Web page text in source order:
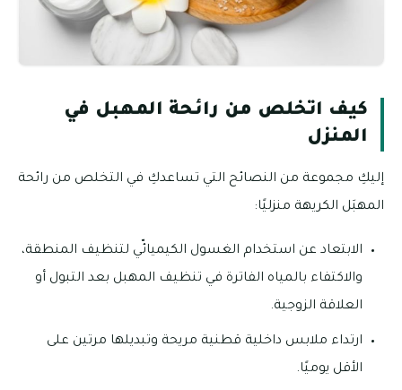
كيف اتخلص من رائحة المهبل في
المنزل
إليكِ مجموعة من النصائح التي تساعدكِ في التخلص من رائحة
المهبَل الكريهة منزليًا:
الابتعاد عن استخدام الغسول الكيميائّي لتنظيف المنطقة،
والاكتفاء بالمياه الفاترة في تنظيف المهبل بعد التبول أو
العلاقة الزوجية.
ارتداء ملابس داخلية قطنية مريحة وتبديلها مرتين على
الأقل يوميًا.